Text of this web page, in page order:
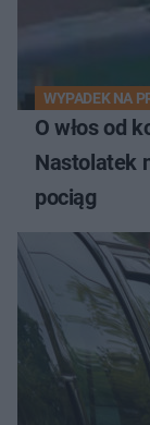
WYPADEK NA
O włos od
Nastolatek
pociąg